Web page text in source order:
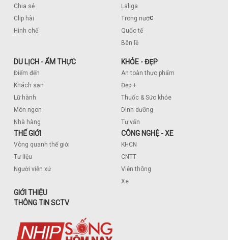
Chia sẻ
Clip hài
Hình chế
Laliga
Trong nước
Quốc tế
Bên lề
DU LỊCH - ẨM THỰC
Điểm đến
Khách sạn
Lữ hành
Món ngon
Nhà hàng
KHỎE - ĐẸP
An toàn thực phẩm
Đẹp +
Thuốc & Sức khỏe
Dinh dưỡng
Tư vấn
THẾ GIỚI
Vòng quanh thế giới
Tư liệu
Người viễn xứ
CÔNG NGHỆ - XE
KHCN
CNTT
Viễn thông
Xe
GIỚI THIỆU
THÔNG TIN SCTV